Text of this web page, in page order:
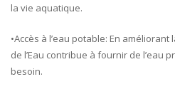
la vie aquatique.
•Accès à l’eau potable: En améliorant
de l’Eau contribue à fournir de l’eau
besoin.